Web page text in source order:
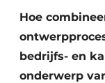
Hoe
bedrijfs- en
onderwerp